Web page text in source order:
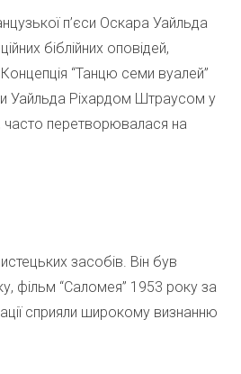
п’єси Оскара Уайльда
біблійних оповідей,
“Танцю семи вуалей”
Уайльда Ріхардом Штраусом у
часто перетворювалася на
засобів. Він був
фільм “Саломея” 1953 року за
сприяли широкому визнанню